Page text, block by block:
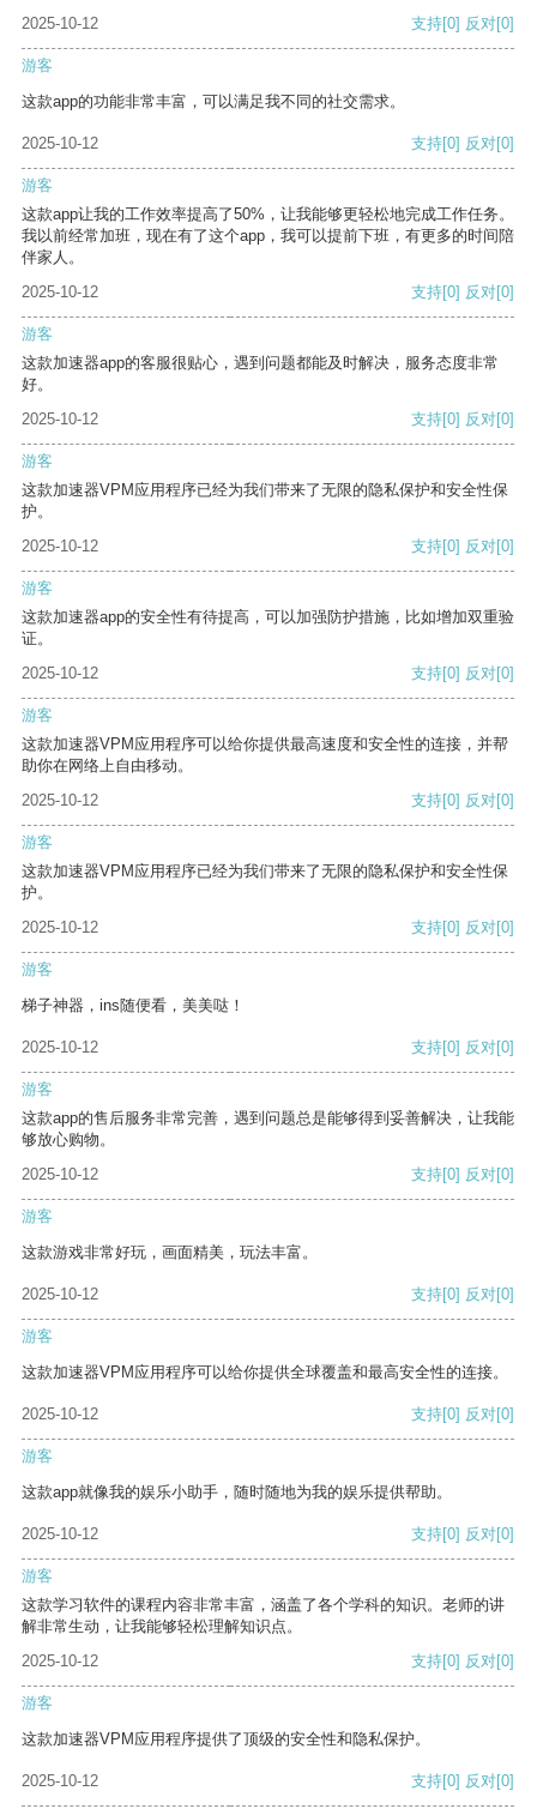
2025-10-12
支持[0] 反对[0]
游客
这款app的功能非常丰富，可以满足我不同的社交需求。
2025-10-12 支持[0] 反对[0]
游客
这款app让我的工作效率提高了50%，让我能够更轻松地完成工作任务。
我以前经常加班，现在有了这个app，我可以提前下班，有更多的时间陪
伴家人。
2025-10-12
支持[0] 反对[0]
游客
这款加速器app的客服很贴心，遇到问题都能及时解决，服务态度非常
好。
2025-10-12
支持[0] 反对[0]
游客
这款加速器VPM应用程序已经为我们带来了无限的隐私保护和安全性保
护。
2025-10-12
支持[0] 反对[0]
游客
这款加速器app的安全性有待提高，可以加强防护措施，比如增加双重验
证。
2025-10-12
支持[0] 反对[0]
游客
这款加速器VPM应用程序可以给你提供最高速度和安全性的连接，并帮
助你在网络上自由移动。
2025-10-12
支持[0] 反对[0]
游客
这款加速器VPM应用程序已经为我们带来了无限的隐私保护和安全性保
护。
2025-10-12
支持[0] 反对[0]
游客
梯子神器，ins随便看，美美哒！
2025-10-12 支持[0] 反对[0]
游客
这款app的售后服务非常完善，遇到问题总是能够得到妥善解决，让我能
够放心购物。
2025-10-12
支持[0] 反对[0]
游客
这款游戏非常好玩，画面精美，玩法丰富。
2025-10-12 支持[0] 反对[0]
游客
这款加速器VPM应用程序可以给你提供全球覆盖和最高安全性的连接。
2025-10-12 支持[0] 反对[0]
游客
这款app就像我的娱乐小助手，随时随地为我的娱乐提供帮助。
2025-10-12 支持[0] 反对[0]
游客
这款学习软件的课程内容非常丰富，涵盖了各个学科的知识。老师的讲
解非常生动，让我能够轻松理解知识点。
2025-10-12
支持[0] 反对[0]
游客
这款加速器VPM应用程序提供了顶级的安全性和隐私保护。
2025-10-12 支持[0] 反对[0]